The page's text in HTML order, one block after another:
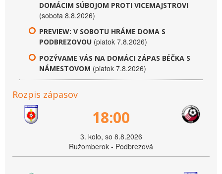
DOMÁCIM SÚBOJOM PROTI VICEMAJSTROVI
(sobota 8.8.2026)
PREVIEW: V SOBOTU HRÁME DOMA S
PODBREZOVOU (piatok 7.8.2026)
POZÝVAME VÁS NA DOMÁCI ZÁPAS BÉČKA S
NÁMESTOVOM (piatok 7.8.2026)
Rozpis zápasov
18:00
3. kolo, so 8.8.2026
Ružomberok - Podbrezová